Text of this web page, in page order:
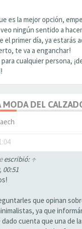
es la mejor opción,
ningún sentido a
el primer día, ya estarás
te va a enganchar!
cualquier persona,
MODA DEL
escribió: ↑
00:51
que opinan
ya que
dado cuenta que una de